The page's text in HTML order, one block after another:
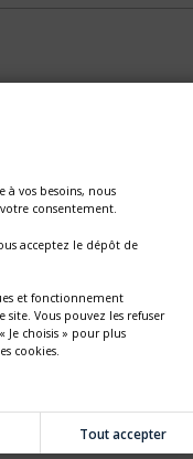
à vos besoins, nous
consentement.
acceptez le dépôt de
et fonctionnement
Vous pouvez les refuser
Je choisis » pour plus
cookies.
Tout accepter